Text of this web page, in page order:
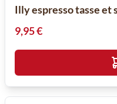
Illy espresso tasse et
9,95 €